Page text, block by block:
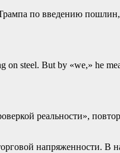
по введению пошлин,
steel. But by «we,» he
реальности»,
напряженности. В